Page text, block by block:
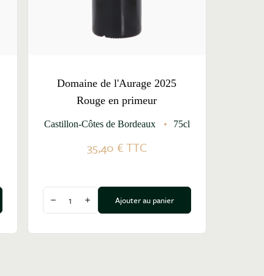
Domaine de l'Aurage 2025
Rouge en primeur
Castillon-Côtes de Bordeaux 75cl
35,40 €TTC
Diminuer la quantité
Augmenter la quantité
Ajouter au panier